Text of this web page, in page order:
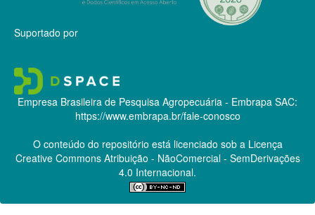
Suportado por
Empresa Brasileira de Pesquisa Agropecuária - Embrapa SAC:
https://www.embrapa.br/fale-conosco
O conteúdo do repositório está licenciado sob a Licença
Creative CommonsAtribuição - NãoComercial - SemDerivações
4.0 Internacional.